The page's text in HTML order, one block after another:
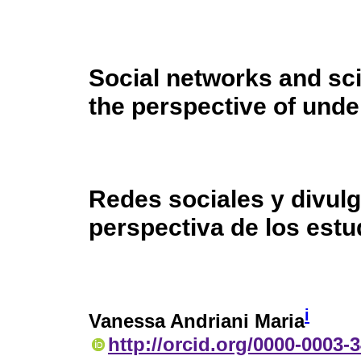
Social networks and
the perspective of
Redes sociales y
perspectiva de los
Vanessa Andriani Mariai
http://orcid.org/0000-0003-